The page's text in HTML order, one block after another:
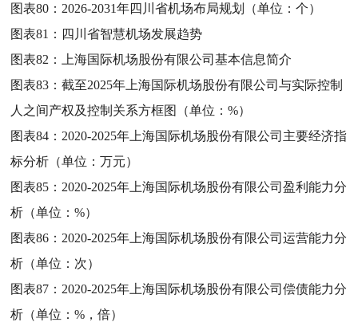
图表80： 2026-2031年四川省机场布局规划（单位：个）
图表81： 四川省智慧机场发展趋势
图表82：
上海国际机场股份有限公司基本信息简介
图表83：截至2025年上海国际机场股份有限公司与实际控制
人之间产权及控制关系方框图（单位：%）
图表84： 2020-2025年上海国际机场股份有限公司主要经济指
标分析（单位：万元）
图表85： 2020-2025年上海国际机场股份有限公司盈利能力分
析（单位：%）
图表86： 2020-2025年上海国际机场股份有限公司运营能力分
析（单位：次）
图表87： 2020-2025年上海国际机场股份有限公司偿债能力分
析（单位：%，倍）